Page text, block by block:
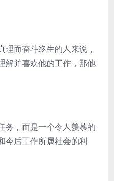
而奋斗终生的人来说，
解并喜欢他的工作，那他
务，而是一个令人羡慕的
今后工作所属社会的利